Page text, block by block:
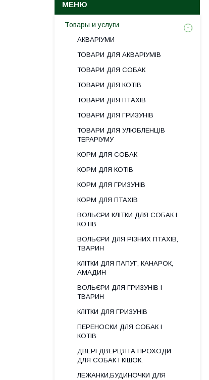
Товары и услуги
АКВАРІУМИ
ТОВАРИ ДЛЯ АКВАРІУМІВ
ТОВАРИ ДЛЯ СОБАК
ТОВАРИ ДЛЯ КОТІВ
ТОВАРИ ДЛЯ ПТАХІВ
ТОВАРИ ДЛЯ ГРИЗУНІВ
ТОВАРИ ДЛЯ УЛЮБЛЕНЦІВ
ТЕРАРІУМУ
КОРМ ДЛЯ СОБАК
КОРМ ДЛЯ КОТІВ
КОРМ ДЛЯ ГРИЗУНІВ
КОРМ ДЛЯ ПТАХІВ
ВОЛЬЄРИ КЛІТКИ ДЛЯ СОБАК І
КОТІВ
ВОЛЬЄРИ ДЛЯ РІЗНИХ ПТАХІВ,
ТВАРИН
КЛІТКИ ДЛЯ ПАПУГ, КАНАРОК,
АМАДИН
ВОЛЬЄРИ ДЛЯ ГРИЗУНІВ І
ТВАРИН
КЛІТКИ ДЛЯ ГРИЗУНІВ
ПЕРЕНОСКИ ДЛЯ СОБАК І
КОТІВ
ДВЕРІ ДВЕРЦЯТА ПРОХОДИ
ДЛЯ СОБАК І КІШОК.
ЛЕЖАНКИ,БУДИНОЧКИ ДЛЯ